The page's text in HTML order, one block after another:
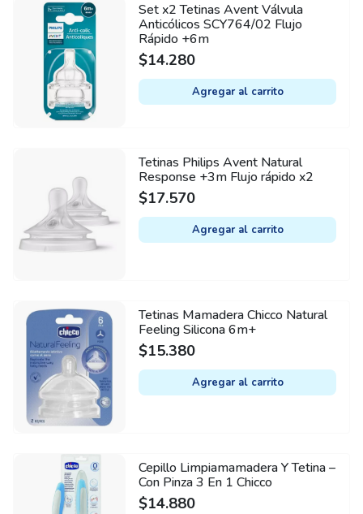
Set x2 Tetinas Avent Válvula
Anticólicos SCY764/02 Flujo
Rápido +6m
$14.280
Agregar al carrito
Tetinas Philips Avent Natural
Response +3m Flujo rápido x2
$17.570
Agregar al carrito
Tetinas Mamadera Chicco Natural
Feeling Silicona 6m+
$15.380
Agregar al carrito
Cepillo Limpiamamadera Y Tetina –
Con Pinza 3 En 1 Chicco
$14.880